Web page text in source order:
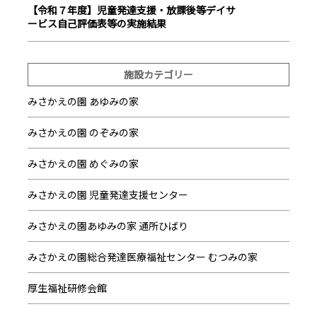
【令和７年度】児童発達支援・放課後等デイサ
ービス自己評価表等の実施結果
施設カテゴリー
みさかえの園 あゆみの家
みさかえの園 のぞみの家
みさかえの園 めぐみの家
みさかえの園 児童発達支援センター
みさかえの園あゆみの家 通所ひばり
みさかえの園総合発達医療福祉センター むつみの家
厚生福祉研修会館